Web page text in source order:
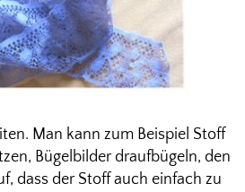
Man kann zum Beispiel Stoff
Bügelbilder draufbügeln, den
dass der Stoff auch einfach zu